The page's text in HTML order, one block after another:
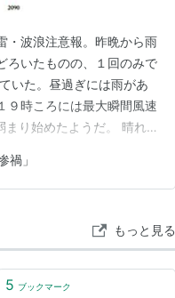
・波浪注意報。昨晩から雨
ろいたものの、１回のみで
いた。昼過ぎには雨があ
９時ころには最大瞬間風速
まり始めたようだ。 晴れ
く感じた。横浜駅までの
…
禍」
もっと見る
5 ブックマーク